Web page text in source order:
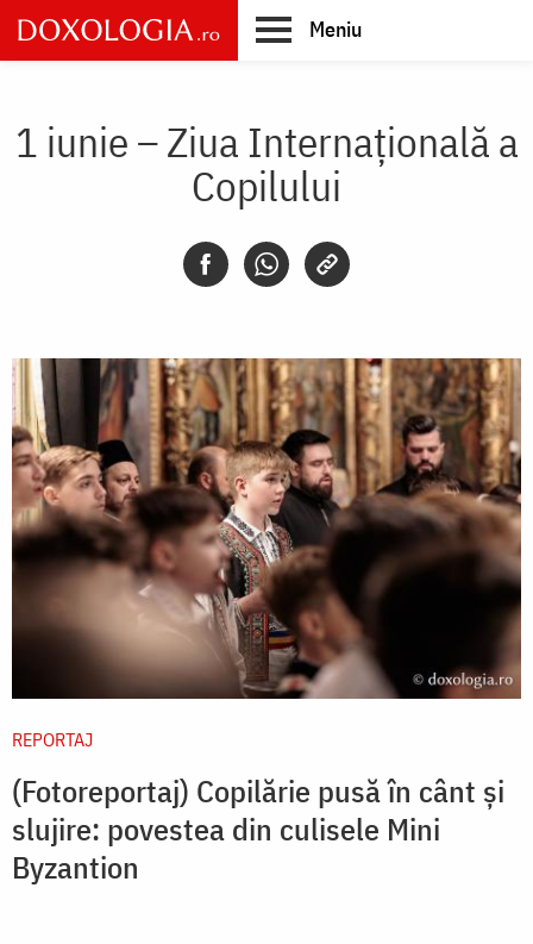
Skip
to
main
Meniu
1 iunie – Ziua Internațională a
Copilului
REPORTAJ
(Fotoreportaj) Copilărie pusă în cânt și
slujire: povestea din culisele Mini
Byzantion